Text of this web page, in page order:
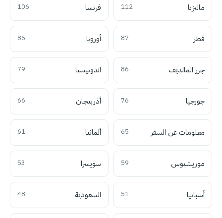
ماليزيا 112 فرنسا 106
قطر 87 أوروبا 86
جزر المالديف 86 اندونيسيا 79
جورجيا 76 أذربيجان 66
معلومات عن السفر 65 ألمانيا 61
موريشيوس 59 سويسرا 53
أسبانيا 51 السعودية 48